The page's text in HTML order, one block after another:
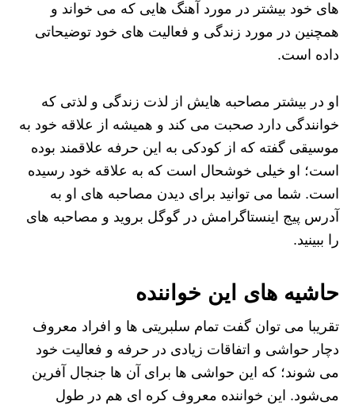
های خود بیشتر در مورد آهنگ هایی که می خواند و
همچنین در مورد زندگی و فعالیت های خود توضیحاتی
داده است.
او در بیشتر مصاحبه‌ هایش از لذت زندگی و لذتی که
خوانندگی دارد صحبت می کند و همیشه از علاقه خود به
موسیقی گفته که از کودکی به این حرفه علاقمند بوده
است؛ او خیلی خوشحال است که به علاقه خود رسیده
است. شما می توانید برای دیدن مصاحبه های او به
آدرس پیج اینستاگرامش در گوگل بروید و مصاحبه‌ های
را ببینید.
حاشیه های این خواننده
تقریبا می‌ توان گفت تمام سلبریتی ها و افراد معروف
دچار حواشی و اتفاقات زیادی در حرفه و فعالیت خود
می‌ شوند؛ که این حواشی ها برای آن ها جنجال‌ آفرین
می‌شود. این خواننده معروف کره‌ ای هم در طول